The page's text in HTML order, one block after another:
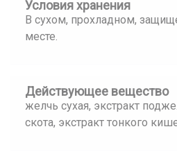
Условия хранения
В сухом, прохладном,
месте.
Действующее вещество
желчь сухая, экстракт
скота, экстракт тонкого